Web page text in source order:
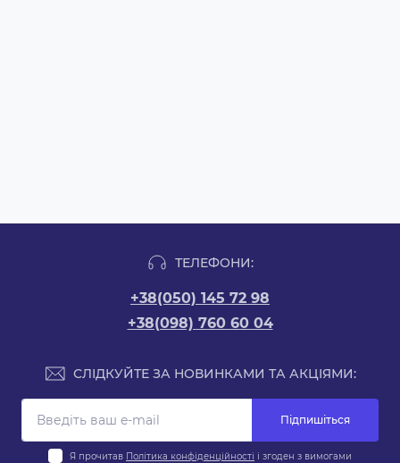
ТЕЛЕФОНИ:
+38(050) 145 72 98
+38(098) 760 60 04
СЛІДКУЙТЕ ЗА НОВИНКАМИ ТА АКЦІЯМИ:
Підпишіться
Я прочитав Політика конфіденційності і згоден з вимогами